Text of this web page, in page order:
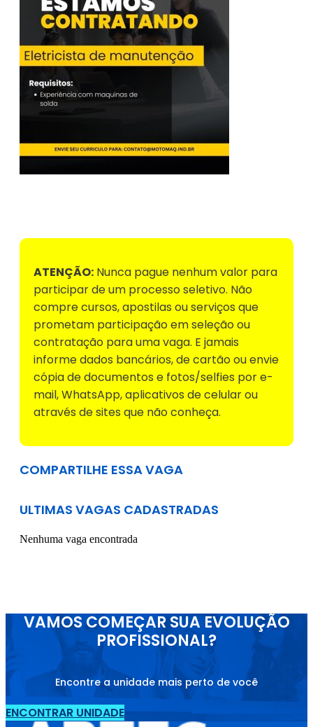
ATENÇÃO: Nunca pague nenhum valor para
participar de um processo seletivo. Não
compre cursos, apostilas ou serviços que
prometam participação em seleção ou
contratação para uma vaga. E jamais
informe dados bancários, de cartão ou envie
cópia de documentos e fotos/selfies por e-
mail, WhatsApp, aplicativos de celular ou
através de sites que não conheça.
COMPARTILHE ESSA VAGA
ULTIMAS VAGAS CADASTRADAS
Nenhuma vaga encontrada
VAMOS COMEÇAR SUA EVOLUÇÃO
PROFISSIONAL?
Encontre a unidade mais perto de você
ENCONTRAR UNIDADE